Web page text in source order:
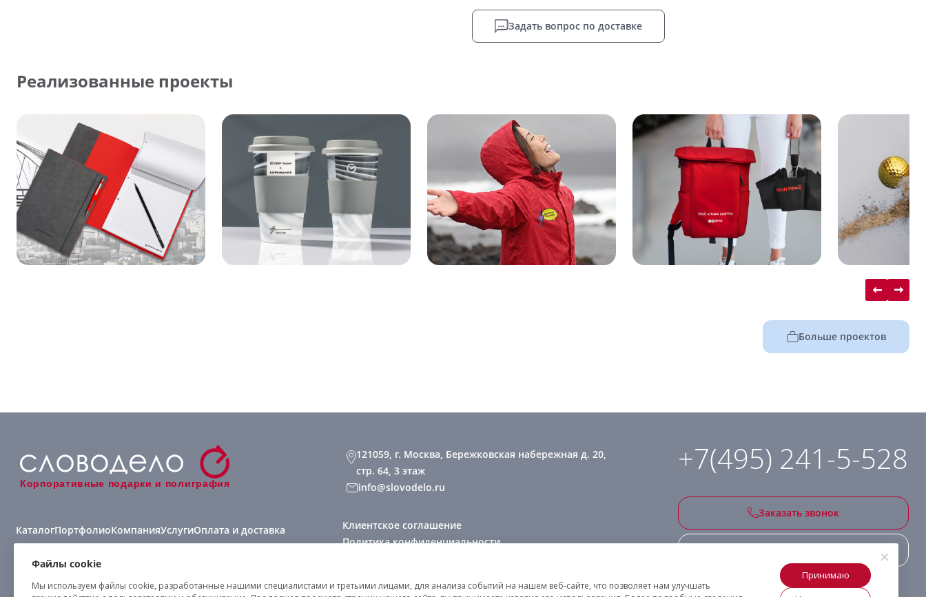
Задать вопрос по доставке
Реализованные проекты
Больше проектов
Корпоративные подарки и полиграфия
КаталогПортфолиоКомпанияУслугиОплата и доставка
Виды нанесения
121059, г. Москва, Бережковская набережная д. 20,
стр. 64, 3 этаж
info@slovodelo.ru
+7(495) 241-5-528
Заказать звонок
Клиентское соглашение
Политика конфиденциальности
Файлы cookie
Мы используем файлы cookie, разработанные нашими специалистами и третьими лицами, для анализа событий на нашем веб-сайте, что позволяет нам улучшать
Принимаю